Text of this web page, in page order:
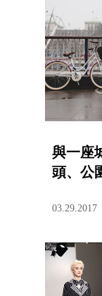
與一座
頭、公
03.29.2017